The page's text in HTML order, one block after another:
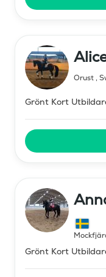
Orust,
Grönt Kort
Grönt Kort